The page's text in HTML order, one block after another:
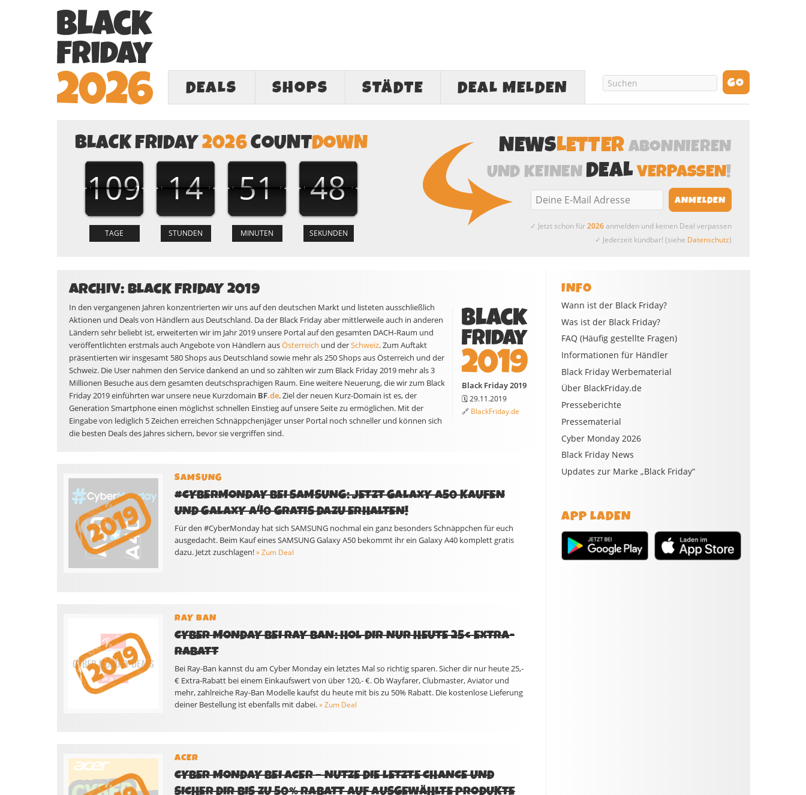
DEALS SHOPS STÄDTE DEAL MELDEN
BLACK FRIDAY2026COUNTDOWN
109 14 51 47
NEWSLETTERABONNIEREN
UND KEINENDEALVERPASSEN!
✓ Jetzt schon für2026anmelden und keinen Deal verpassen
✓ Jederzeit kündbar! (siehe Datenschutz)
ARCHIV: BLACK FRIDAY 2019
Black Friday 2019
🗓️ 29.11.2019
🔗 BlackFriday.de
In den vergangenen Jahren konzentrierten wir uns auf den deutschen Markt und listeten ausschließlich
Aktionen und Deals von Händlern aus Deutschland. Da der Black Friday aber mittlerweile auch in anderen
Ländern sehr beliebt ist, erweiterten wir im Jahr 2019 unsere Portal auf den gesamten DACH-Raum und
veröffentlichten erstmals auch Angebote von Händlern ausÖsterreich und derSchweiz. Zum Auftakt
präsentierten wir insgesamt 580 Shops aus Deutschland sowie mehr als 250 Shops aus Österreich und der
Schweiz. Die User nahmen den Service dankend an und so zählten wir zum Black Friday 2019 mehr als 3
Millionen Besuche aus dem gesamten deutschsprachigen Raum. Eine weitere Neuerung, die wir zum Black
Friday 2019 einführten war unsere neue Kurzdomain BF.de. Ziel der neuen Kurz-Domain ist es, der
Generation Smartphone einen möglichst schnellen Einstieg auf unsere Seite zu ermöglichen. Mit der
Eingabe von lediglich 5 Zeichen erreichen Schnäppchenjäger unser Portal noch schneller und können sich
die besten Deals des Jahres sichern, bevor sie vergriffen sind.
SAMSUNG
#CYBERMONDAY BEI SAMSUNG: JETZT GALAXY A50 KAUFEN
UND GALAXY A40 GRATIS DAZU ERHALTEN!
Für den #CyberMonday hat sich SAMSUNG nochmal ein ganz besonders Schnäppchen für euch
ausgedacht. Beim Kauf eines SAMSUNG Galaxy A50 bekommt ihr ein Galaxy A40 komplett gratis
dazu. Jetzt zuschlagen! » Zum Deal
RAY BAN
CYBER MONDAY BEI RAY BAN: HOL DIR NUR HEUTE 25€ EXTRA-
RABATT
Bei Ray-Ban kannst du am Cyber Monday ein letztes Mal so richtig sparen. Sicher dir nur heute 25,-
€ Extra-Rabatt bei einem Einkaufswert von über 120,- €. Ob Wayfarer, Clubmaster, Aviator und
mehr, zahlreiche Ray-Ban Modelle kaufst du heute mit bis zu 50% Rabatt. Die kostenlose Lieferung
deiner Bestellung ist ebenfalls mit dabei. » Zum Deal
ACER
CYBER MONDAY BEI ACER – NUTZE DIE LETZTE CHANCE UND
SICHER DIR BIS ZU 50% RABATT AUF AUSGEWÄHLTE PRODUKTE
INFO
Wann ist der Black Friday?
Was ist der Black Friday?
FAQ (Häufig gestellte Fragen)
Informationen für Händler
Black Friday Werbematerial
Über BlackFriday.de
Presseberichte
Pressematerial
Cyber Monday 2026
Black Friday News
Updates zur Marke „Black Friday“
APP LADEN